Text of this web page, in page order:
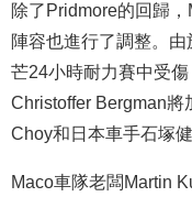
除了Pridmore的回歸
陣容也進行了調整。
芒24小時耐力賽中受
Christoffer Bergman將
Choy和日本車手石塚
Maco車隊老闆Martin